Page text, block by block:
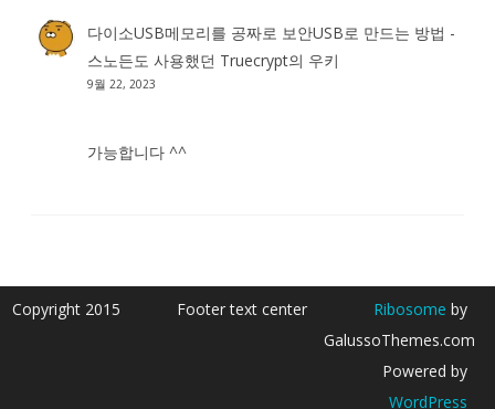
다이소USB메모리를 공짜로 보안USB로 만드는 방법 -
스노든도 사용했던 Truecrypt의 우키
9월 22, 2023
가능합니다 ^^
Copyright 2015 Footer text center Ribosome by
GalussoThemes.com
Powered by
WordPress